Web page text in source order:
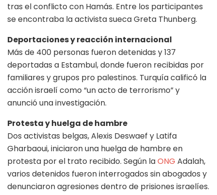
tras el conflicto con Hamás. Entre los participantes
se encontraba la activista sueca Greta Thunberg.
Deportaciones y reacción internacional
Más de 400 personas fueron detenidas y 137
deportadas a Estambul, donde fueron recibidas por
familiares y grupos pro palestinos. Turquía calificó la
acción israelí como “un acto de terrorismo” y
anunció una investigación.
Protesta y huelga de hambre
Dos activistas belgas, Alexis Deswaef y Latifa
Gharbaoui, iniciaron una huelga de hambre en
protesta por el trato recibido. Según laONG Adalah,
varios detenidos fueron interrogados sin abogados y
denunciaron agresiones dentro de prisiones israelíes.